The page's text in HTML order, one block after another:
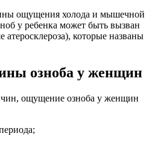
ощущения холода и мышечной
у ребенка может быть вызван
которые названы
озноба у женщин
ощущение озноба у женщин